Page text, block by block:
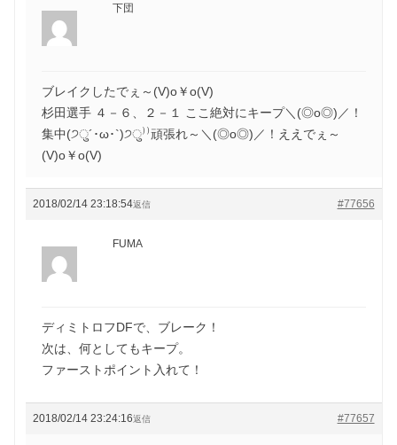
下団
ブレイクしたでぇ～(V)o￥o(V)
杉田選手 ４－６、２－１ ここ絶対にキープ＼(◎o◎)／！
集中(੭ु´･ω･`)੭ु⁾⁾頑張れ～＼(◎o◎)／！ええでぇ～
(V)o￥o(V)
2018/02/14 23:18:54 #77656
返信
FUMA
ディミトロフDFで、ブレーク！
次は、何としてもキープ。
ファーストポイント入れて！
2018/02/14 23:24:16 #77657
返信